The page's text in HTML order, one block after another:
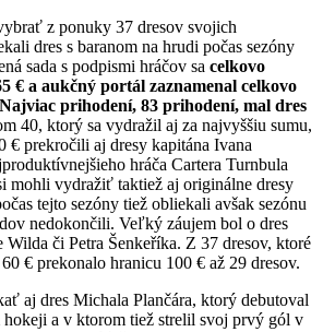
z ponuky 37 dresov svojich
dres s baranom na hrudi počas sezóny
sada s podpismi hráčov sa celkovo
€ a aukčný portál zaznamenal celkovo
prihodení, 83 prihodení, mal dres
40, ktorý sa vydražil aj za najvyššiu sumu,
€ prekročili aj dresy kapitána Ivana
hráča Cartera Turnbula
mohli vydražiť taktiež aj originálne dresy
tejto sezóny tiež obliekali avšak sezónu
nedokončili. Veľký záujem bol o dres
či Petra Šenkeříka. Z 37 dresov, ktoré
€ prekonalo hranicu 100 € až 29 dresov.
aj dres Michala Plančára, ktorý debutoval
hokeji a v ktorom tiež strelil svoj prvý gól v